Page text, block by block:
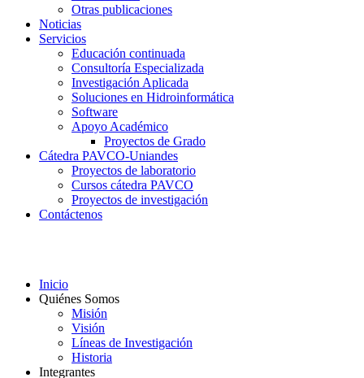
Otras publicaciones
Noticias
Servicios
Educación continuada
Consultoría Especializada
Investigación Aplicada
Soluciones en Hidroinformática
Software
Apoyo Académico
Proyectos de Grado
Cátedra PAVCO-Uniandes
Proyectos de laboratorio
Cursos cátedra PAVCO
Proyectos de investigación
Contáctenos
Inicio
Quiénes Somos
Misión
Visión
Líneas de Investigación
Historia
Integrantes